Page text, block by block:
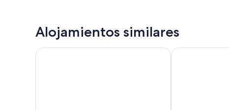
Alojamientos similares
Hotel Vientos del Sur Lake Lodge